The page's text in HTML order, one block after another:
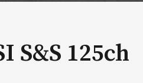
S&S 125ch